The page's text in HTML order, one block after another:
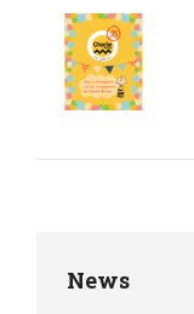
News